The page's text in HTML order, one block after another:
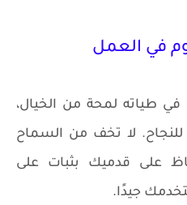
في العمل
طياته لمحة من الخيال،
للنجاح. لا تخف من السماح
على قدميك بثبات على
جيدًا.